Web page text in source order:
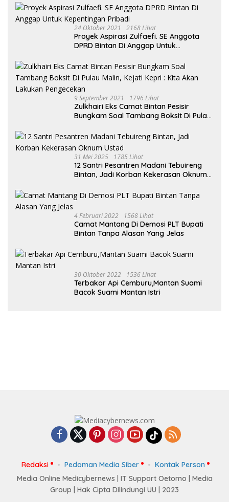
24 Oktober 2021 2168 Lihat
Proyek Aspirasi Zulfaefi. SE Anggota
DPRD Bintan Di Anggap Untuk
9 September 2021 1796 Lihat
Zulkhairi Eks Camat Bintan Pesisir
Bungkam Soal Tambang Boksit Di Pulau
Pengecekan
31 Mei 2025 1785 Lihat
12 Santri Pesantren Madani Tebuireng
Bintan, Jadi Korban Kekerasan Oknum
4 Februari 2022 1568 Lihat
Camat Mantang Di Demosi PLT Bupati
Bintan Tanpa Alasan Yang Jelas
30 Oktober 2022 1536 Lihat
Terbakar Api Cemburu,Mantan Suami
Bacok Suami Mantan Istri
Redaksi Pedoman Media Siber
Kontak Person
Media Online Medicybernews | IT Support Oetomo | Media
Group | Hak Cipta Dilindungi UU | 2023